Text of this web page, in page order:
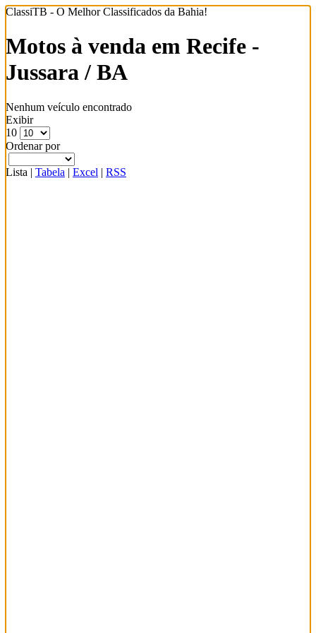
ClassiTB - O Melhor Classificados da Bahia!
Motos à venda em Recife -
Jussara / BA
Nenhum veículo encontrado
Exibir
10
Ordenar por
Lista | Tabela | Excel | RSS